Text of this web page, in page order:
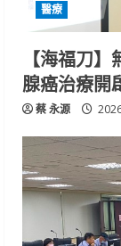
醫療
【海福刀
腺癌治療開
蔡 永源